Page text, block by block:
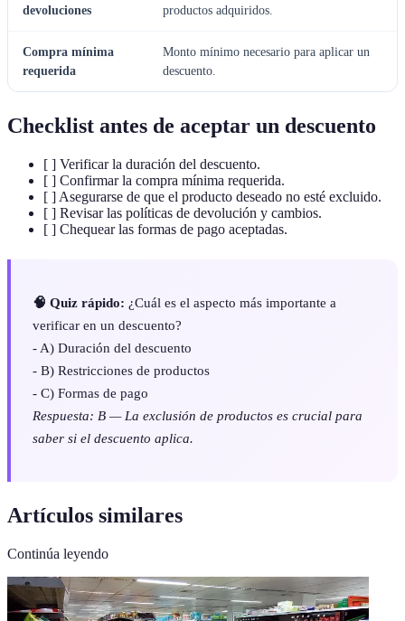
devoluciones
productos adquiridos.
Compra mínima
requerida
Monto mínimo necesario para aplicar un
descuento.
Checklist antes de aceptar un descuento
[ ] Verificar la duración del descuento.
[ ] Confirmar la compra mínima requerida.
[ ] Asegurarse de que el producto deseado no esté excluido.
[ ] Revisar las políticas de devolución y cambios.
[ ] Chequear las formas de pago aceptadas.
🧠 Quiz rápido: ¿Cuál es el aspecto más importante a
verificar en un descuento?
- A) Duración del descuento
- B) Restricciones de productos
- C) Formas de pago
Respuesta: B — La exclusión de productos es crucial para
saber si el descuento aplica.
Artículos similares
Continúa leyendo